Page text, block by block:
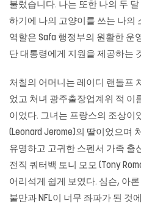
불렀습니다. 나는 또한 나의 두
하기에 나의 고양이를 쓰는 나의
역할은 Safa 행정부의 원활한 운
단 대통령에게 지원을 제공하는
처칠의 어머니는 레이디 랜돌프
었고 처녀 광주출장업계위 적 이
이었다. 그녀는 프랑스의 조상이
(Leonard Jerome)의 딸이었으며
유명하고 고귀한 스펜서 가족 출
전직 쿼터백 토니 모모 (Tony
어리석게 쉽게 보였다. 심슨, 아
불만과 NFL이 너무 좌파가 된 것